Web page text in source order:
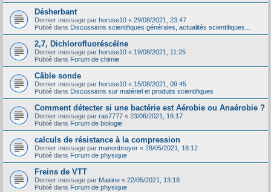
Désherbant
Dernier message par horuse10 « 29/08/2021, 23:47
Publié dans Discussions scientifiques générales, actualités scientifiques...
2,7, Dichlorofluoréscéïne
Dernier message par horuse10 « 19/08/2021, 11:25
Publié dans Forum de chimie
Câble sonde
Dernier message par horuse10 « 15/08/2021, 09:45
Publié dans Discussions sur matériel et produits scientifiques
Comment détecter si une bactérie est Aérobie ou Anaérobie ?
Dernier message par ras7777 « 23/06/2021, 16:17
Publié dans Forum de biologie
calculs de résistance à la compression
Dernier message par manonbroyer « 28/05/2021, 18:12
Publié dans Forum de physique
Freins de VTT
Dernier message par Maxine « 22/05/2021, 13:18
Publié dans Forum de physique